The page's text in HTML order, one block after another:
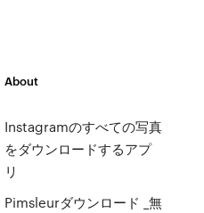
About
Instagramのすべての写真
をダウンロードするアプ
リ
Pimsleurダウンロード _無